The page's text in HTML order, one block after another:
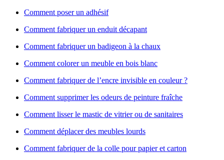
Comment poser un adhésif
Comment fabriquer un enduit décapant
Comment fabriquer un badigeon à la chaux
Comment colorer un meuble en bois blanc
Comment fabriquer de l’encre invisible en couleur ?
Comment supprimer les odeurs de peinture fraîche
Comment lisser le mastic de vitrier ou de sanitaires
Comment déplacer des meubles lourds
Comment fabriquer de la colle pour papier et carton